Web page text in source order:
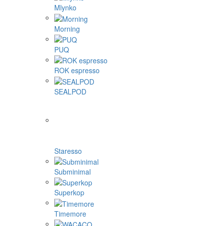
Mlynko
Morning
PUQ
ROK espresso
SEALPOD
Staresso
Subminimal
Superkop
Timemore